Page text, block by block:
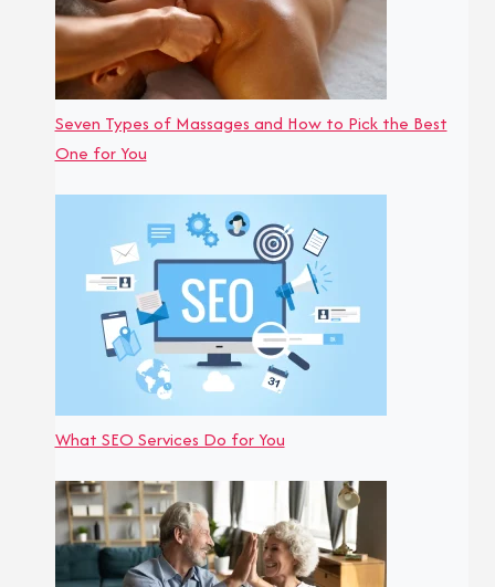
Seven Types of Massages and How to Pick the Best
One for You
What SEO Services Do for You